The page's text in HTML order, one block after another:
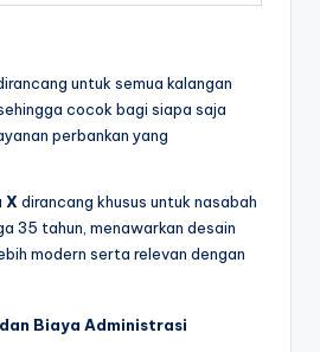
untuk semua kalangan
cocok bagi siapa saja
perbankan yang
X dirancang khusus untuk nasabah
35 tahun, menawarkan desain
modern serta relevan dengan
Biaya Administrasi